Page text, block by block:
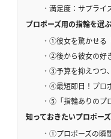
満足度：サプライ
プロポーズ用の指輪を選
①彼女を驚かせる
②後から彼女の好
③予算を抑えつつ
④最短即日！プロ
⑤「指輪ありのプ
知っておきたいプロポー
①プロポーズの瞬